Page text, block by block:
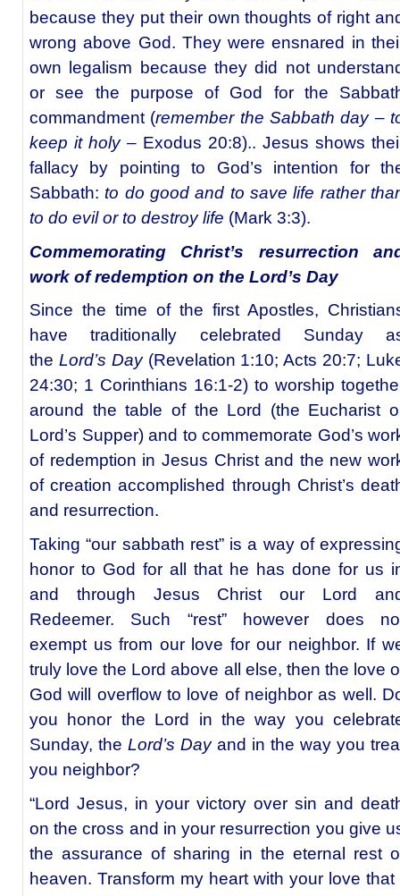
because they put their own thoughts of right
wrong above God. They were ensnared in
own legalism because they did not
or see the purpose of God for the
commandment (remember the Sabbath day –
keep it holy– Exodus 20:8).. Jesus shows
fallacy by pointing to God’s intention for
Sabbath:to do good and to save life rather
to do evil or to destroy life (Mark 3:3).
Commemorating Christ’s resurrection
work of redemption on the Lord’s Day
Since the time of the first Apostles,
have traditionally celebrated Sunday
the Lord’s Day(Revelation 1:10; Acts 20:7;
24:30; 1 Corinthians 16:1-2) to worship
around the table of the Lord (the Eucharist
Lord’s Supper) and to commemorate God’s
of redemption in Jesus Christ and the new
of creation accomplished through Christ’s
and resurrection.
Taking “our sabbath rest” is a way of
honor to God for all that he has done for us
and through Jesus Christ our Lord
Redeemer. Such “rest” however does
exempt us from our love for our neighbor. If
truly love the Lord above all else, then the love
God will overflow to love of neighbor as well.
you honor the Lord in the way you
Sunday, the Lord’s Dayand in the way you
you neighbor?
“Lord Jesus, in your victory over sin and
on the cross and in your resurrection you give
the assurance of sharing in the eternal rest
heaven. Transform my heart with your love that